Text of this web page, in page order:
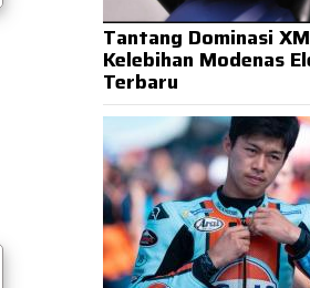
Tantang Dominasi
Kelebihan Modenas
Terbaru